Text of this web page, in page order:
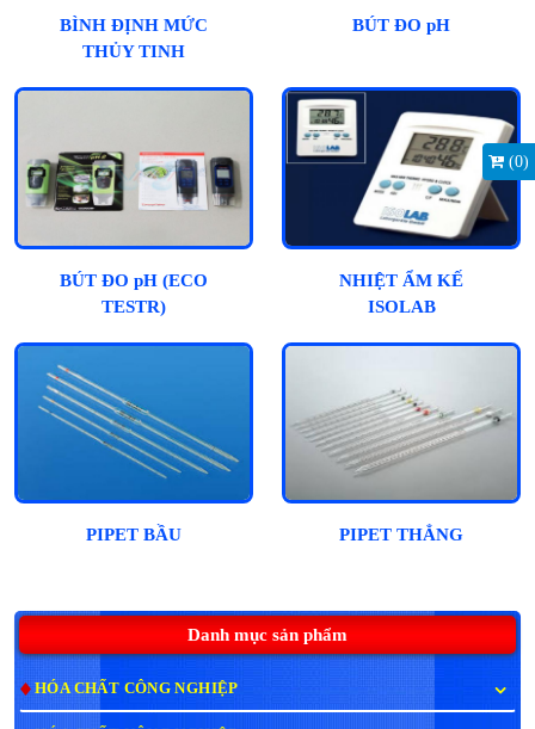
(0)
Danh mục sản phẩm
HÓA CHẤT CÔNG NGHIỆP
BÌNH ĐỊNH MỨC
THỦY TINH
BÚT ĐO pH
BÚT ĐO pH (ECO
TESTR)
NHIỆT ẨM KẾ
ISOLAB
PIPET BẦU PIPET THẲNG